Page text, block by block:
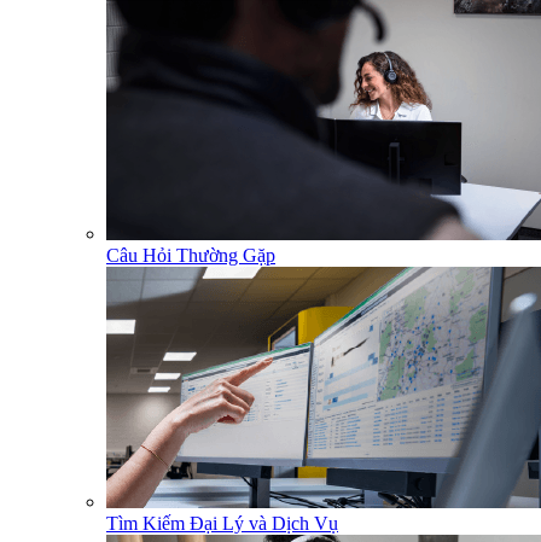
Câu Hỏi Thường Gặp
Tìm Kiếm Đại Lý và Dịch Vụ